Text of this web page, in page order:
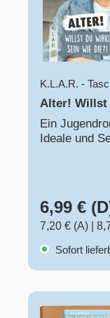
K.L.A.R. -
Alter! Willst
Ein
Ideale und
6,99 €
7,20 € (A)
Sofort
"Coming out